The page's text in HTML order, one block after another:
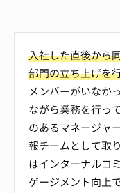
入社した直後から
部門の立ち上げを
メンバーがいなか
ながら業務を行っ
のあるマネージャ
報チームとして取
はインターナルコ
ゲージメント向上